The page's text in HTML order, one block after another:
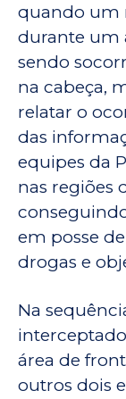
quando um
durante um
sendo
na cabeça,
relatar o
das
equipes da
nas regiões
em posse
drogas e
Na
interceptado
área de
outros dois